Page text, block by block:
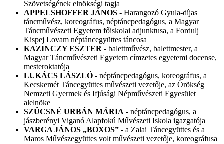
Szövetségének elnökségi tagja
APPELSHOFFER JÁNOS - Harangozó Gyula-díjas
táncművész, koreográfus, néptáncpedagógus, a Magyar
Táncművészeti Egyetem főiskolai adjunktusa, a Fordulj
Kispej Lovam néptáncegyüttes táncosa
KAZINCZY ESZTER - balettművész, balettmester, a
Magyar Táncművészeti Egyetem címzetes egyetemi docense,
mesteroktatója
LUKÁCS LÁSZLÓ - néptáncpedagógus, koreográfus, a
Kecskemét Táncegyüttes művészeti vezetője, az Örökség
Nemzeti Gyermek és Ifjúsági Népművészeti Egyesület
alelnöke
SZŰCSNÉ URBÁN MÁRIA - néptáncpedagógus, a
jászberényi Viganó Alapfokú Művészeti Iskola igazgatója
VARGA JÁNOS „BOXOS” - a Zalai Táncegyüttes és a
Maros Művészegyüttes volt művészeti vezetője, koreográfusa